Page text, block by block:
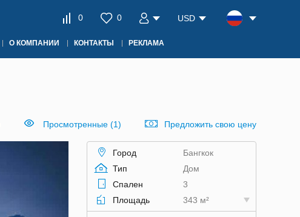
0 0 USD
О КОМПАНИИ КОНТАКТЫ РЕКЛАМА
Просмотренные (1) Предложить свою цену
Город
Бангкок
Тип
Дом
Спален
3
Площадь
343 м²